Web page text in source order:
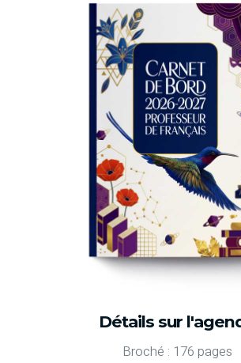
Détails sur
Broché : 176 pages